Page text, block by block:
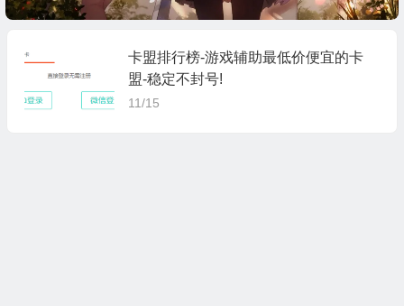
卡盟排行榜-游戏辅助最低价便宜的卡
盟-稳定不封号!
11/15